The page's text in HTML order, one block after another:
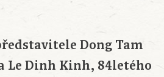
Dong Tam
Le Dinh Kinh, 84letého